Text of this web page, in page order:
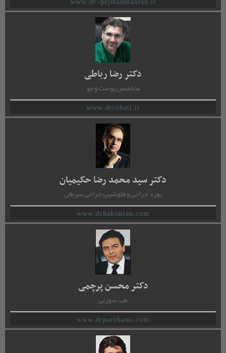
دکتر رضا رباطی
متخصص پوست و مو
www.drrobati.ir
دکتر سید محمد رضا حکیمیان
بورد جراحی و فلوشیپ جراحی سرطان
www.drhakimian.com
دکتر محسن پرچمی
طب سوزنی
www.drparchami.com